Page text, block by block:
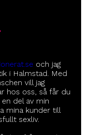
och jag
i Halmstad. Med
vill jag
hos oss, så får du
del av min
mina kunder till
sexliv.